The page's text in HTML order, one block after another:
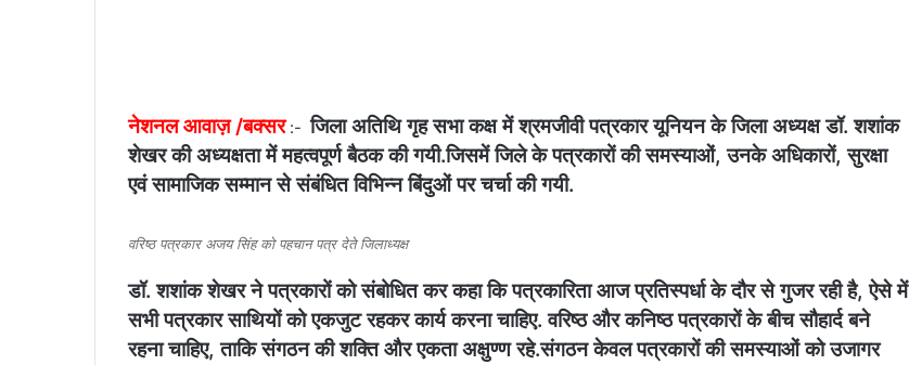
नेशनल आवाज़ /बक्सर:-जिला अतिथि गृह सभा कक्ष में श्रमजीवी पत्रकार यूनियन के जिला अध्यक्ष डॉ. शशांक
शेखर की अध्यक्षता में महत्वपूर्ण बैठक की गयी.जिसमें जिले के पत्रकारों की समस्याओं, उनके अधिकारों, सुरक्षा
एवं सामाजिक सम्मान से संबंधित विभिन्न बिंदुओं पर चर्चा की गयी.
वरिष्ठ पत्रकार अजय सिंह को पहचान पत्र देते जिलाध्यक्ष
डॉ. शशांक शेखर ने पत्रकारों को संबोधित कर कहा कि पत्रकारिता आज प्रतिस्पर्धा के दौर से गुजर रही है, ऐसे में
सभी पत्रकार साथियों को एकजुट रहकर कार्य करना चाहिए. वरिष्ठ और कनिष्ठ पत्रकारों के बीच सौहार्द बने
रहना चाहिए, ताकि संगठन की शक्ति और एकता अक्षुण्ण रहे.संगठन केवल पत्रकारों की समस्याओं को उजागर